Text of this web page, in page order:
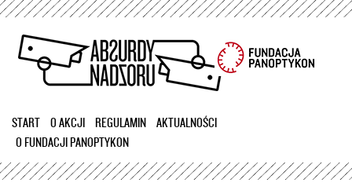
Przejdź
treści
START O AKCJI REGULAMIN
AKTUALNOŚCI
O FUNDACJI PANOPTYKON